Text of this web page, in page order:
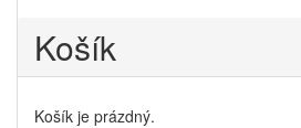
Košík
Košík je prázdný.